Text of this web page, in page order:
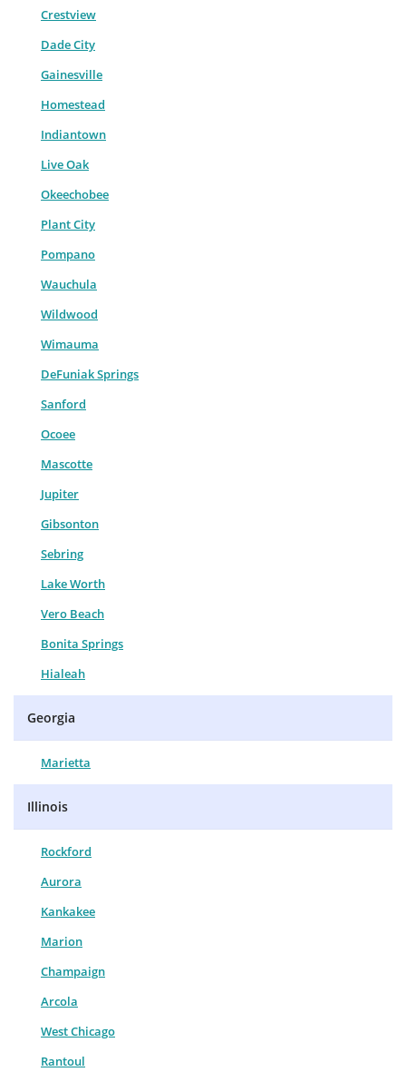
Crestview
Dade City
Gainesville
Homestead
Indiantown
Live Oak
Okeechobee
Plant City
Pompano
Wauchula
Wildwood
Wimauma
DeFuniak Springs
Sanford
Ocoee
Mascotte
Jupiter
Gibsonton
Sebring
Lake Worth
Vero Beach
Bonita Springs
Hialeah
Georgia
Marietta
Illinois
Rockford
Aurora
Kankakee
Marion
Champaign
Arcola
West Chicago
Rantoul